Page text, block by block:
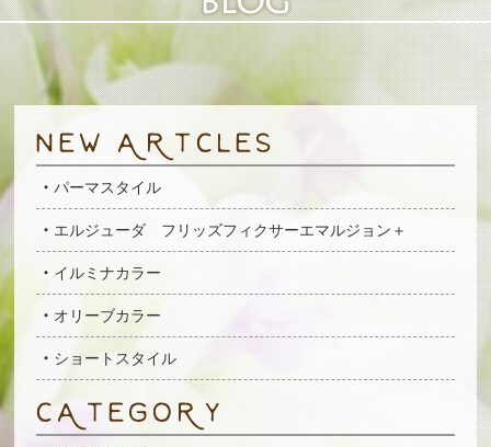
パーマスタイル
エルジューダ フリッズフィクサーエマルジョン＋
イルミナカラー
オリーブカラー
ショートスタイル